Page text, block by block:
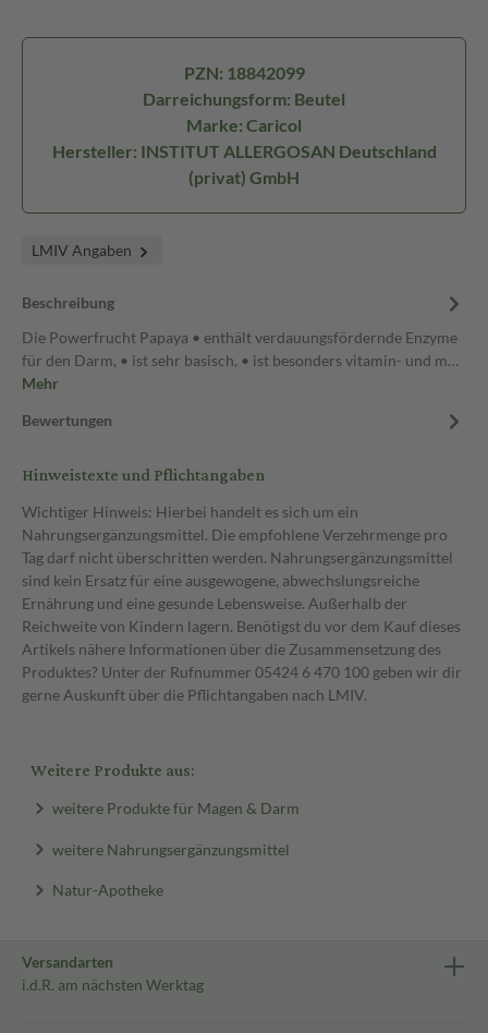
PZN: 18842099
Darreichungsform: Beutel
Marke: Caricol
Hersteller: INSTITUT ALLERGOSAN Deutschland
(privat) GmbH
LMIV Angaben
Beschreibung
Die Powerfrucht Papaya • enthält verdauungsfördernde Enzyme
für den Darm, • ist sehr basisch, • ist besonders vitamin- und m…
Mehr
Bewertungen
Hinweistexte und Pflichtangaben
Wichtiger Hinweis: Hierbei handelt es sich um ein
Nahrungsergänzungsmittel. Die empfohlene Verzehrmenge pro
Tag darf nicht überschritten werden. Nahrungsergänzungsmittel
sind kein Ersatz für eine ausgewogene, abwechslungsreiche
Ernährung und eine gesunde Lebensweise. Außerhalb der
Reichweite von Kindern lagern. Benötigst du vor dem Kauf dieses
Artikels nähere Informationen über die Zusammensetzung des
Produktes? Unter der Rufnummer 05424 6 470 100 geben wir dir
gerne Auskunft über die Pflichtangaben nach LMIV.
Weitere Produkte aus:
weitere Produkte für Magen & Darm
weitere Nahrungsergänzungsmittel
Natur-Apotheke
Versandarten
i.d.R. am nächsten Werktag